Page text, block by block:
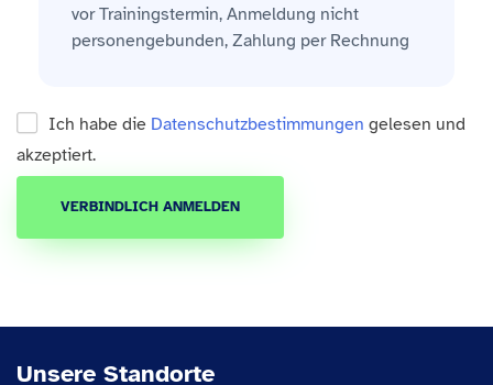
vor Trainingstermin, Anmeldung nicht
personengebunden, Zahlung per Rechnung
Ich habe die Datenschutzbestimmungen gelesen und
akzeptiert.
VERBINDLICH ANMELDEN
Unsere Standorte